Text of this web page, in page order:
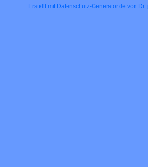
Erstellt mit Datenschutz-Generator.de von